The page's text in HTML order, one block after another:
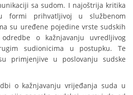
sa sudom. I najoštrija kritika
formi prihvatljivoj u službenom
su uređene pojedine vrste sudskih
odredbe o kažnjavanju uvredljivog
sudionicima u postupku. Te
primjenjive u poslovanju sudske
o kažnjavanju vrijeđanja suda u